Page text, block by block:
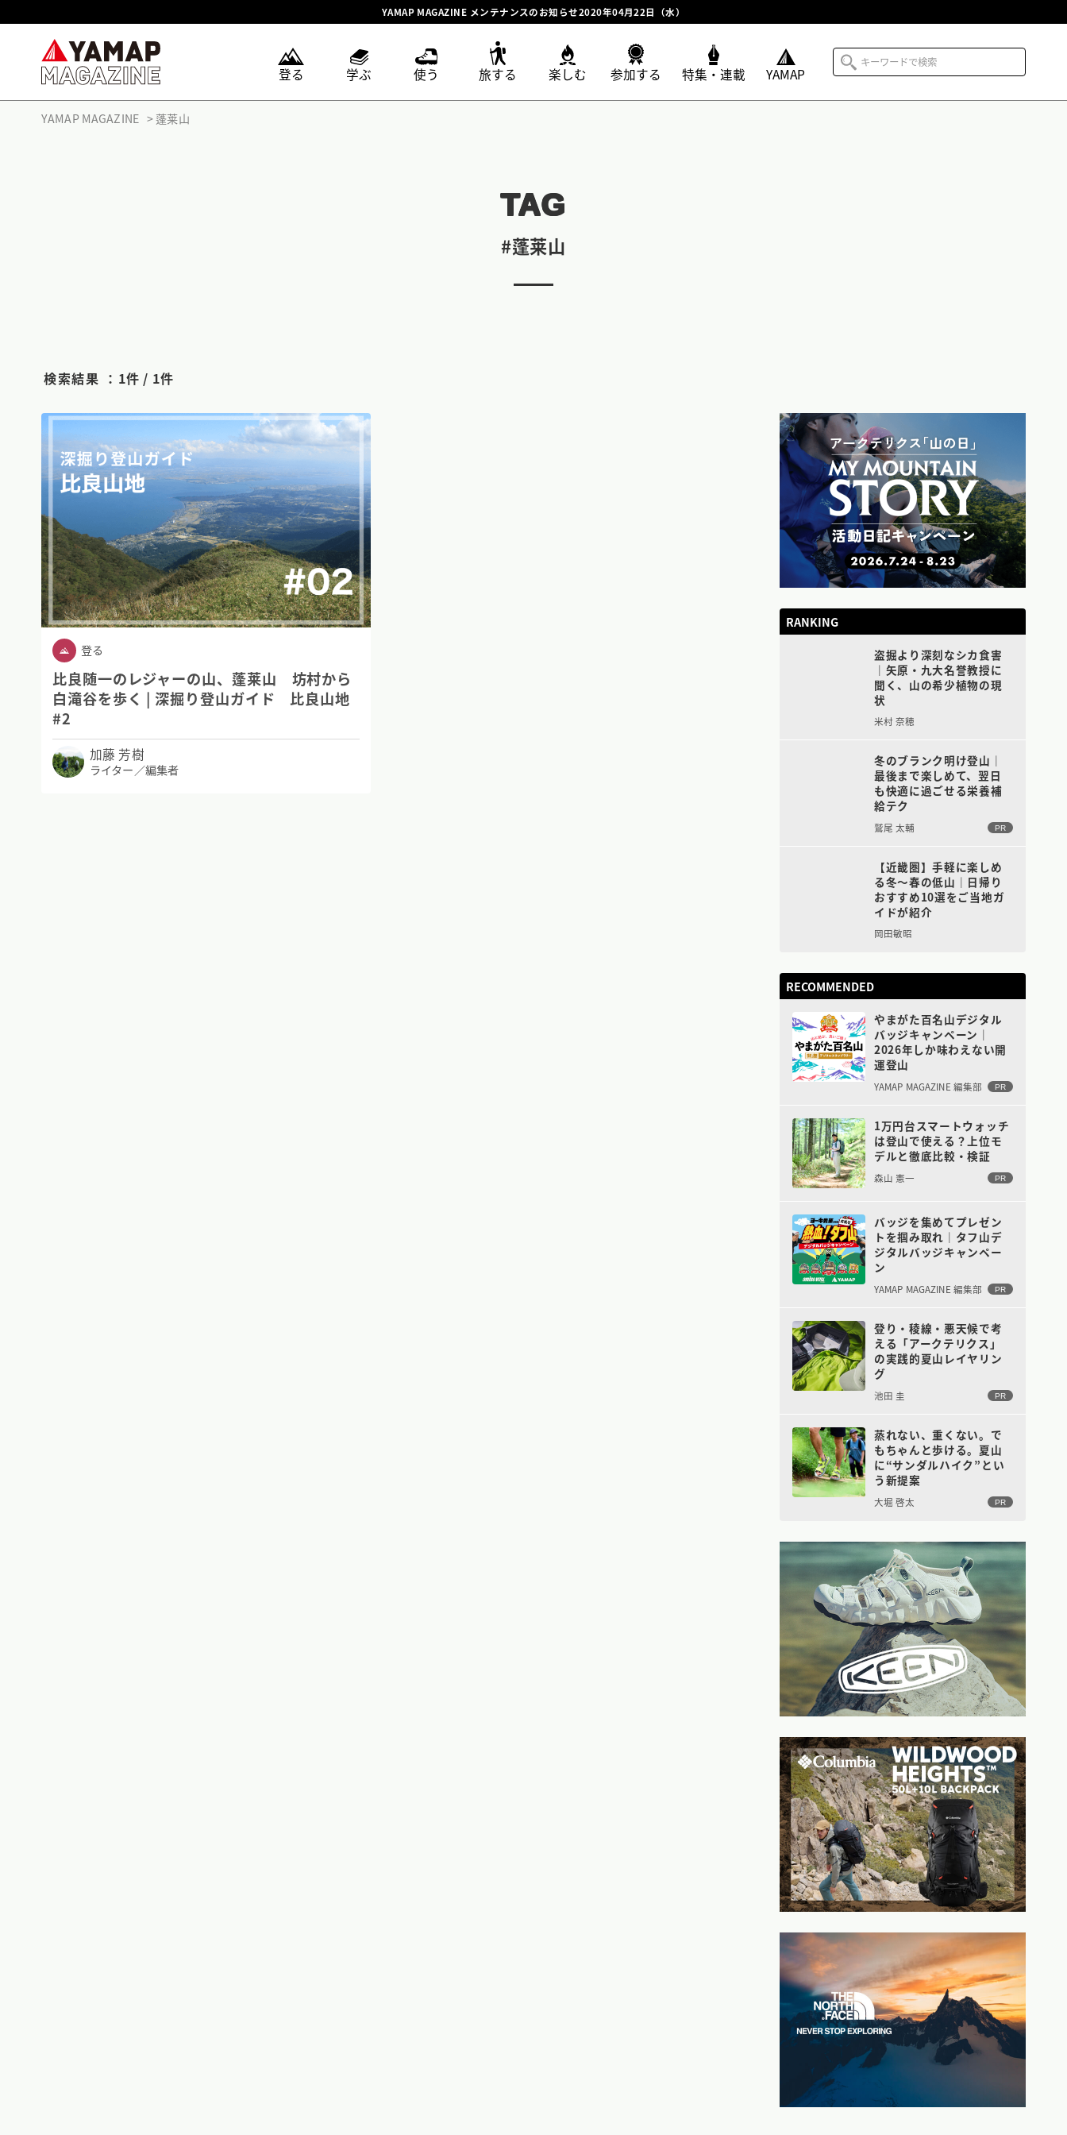
YAMAP MAGAZINE メンテナンスのお知らせ2020年04月22日（水）
登る 学ぶ 使う 旅する 楽しむ 参加する 特集・連載 YAMAP
YAMAP MAGAZINE 蓬莱山
TAG
#蓬莱山
検索結果 ： 1件 / 1件
登る
比良随一のレジャーの山、蓬莱山 坊村から
白滝谷を歩く | 深掘り登山ガイド 比良山地
#2
加藤 芳樹
ライター／編集者
RANKING
盗掘より深刻なシカ食害
｜矢原・九大名誉教授に
聞く、山の希少植物の現
状
米村 奈穂
冬のブランク明け登山｜
最後まで楽しめて、翌日
も快適に過ごせる栄養補
給テク
鷲尾 太輔 PR
【近畿圏】手軽に楽しめ
る冬〜春の低山｜日帰り
おすすめ10選をご当地ガ
イドが紹介
岡田敏昭
RECOMMENDED
やまがた百名山デジタル
バッジキャンペーン｜
2026年しか味わえない開
運登山
YAMAP MAGAZINE 編集部 PR
1万円台スマートウォッチ
は登山で使える？上位モ
デルと徹底比較・検証
森山 憲一 PR
バッジを集めてプレゼン
トを掴み取れ｜タフ山デ
ジタルバッジキャンペー
ン
YAMAP MAGAZINE 編集部 PR
登り・稜線・悪天候で考
える「アークテリクス」
の実践的夏山レイヤリン
グ
池田 圭 PR
蒸れない、重くない。で
もちゃんと歩ける。夏山
に“サンダルハイク”とい
う新提案
大堀 啓太 PR